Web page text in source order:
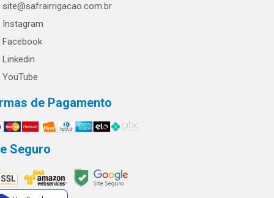
site@safrairrigacao.com.br
Instagram
Facebook
Linkedin
YouTube
de Pagamento
Seguro